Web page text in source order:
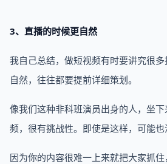
3、直播的时候更自然
我自己总结，做短视频有时要讲究很
自然，往往都要提前详细策划。
像我们这种非科班演员出身的人，坐
频，很有挑战性。即使是这样，可能也
因为你的内容很难一上来就把大家抓